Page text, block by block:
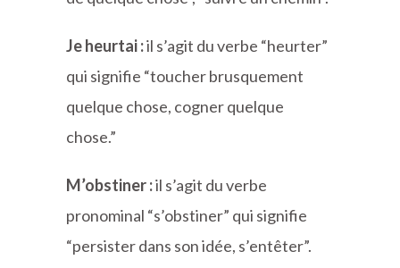
Je heurtai :il s’agit du verbe “heurter”
qui signifie “toucher brusquement
quelque chose, cogner quelque
chose.”
M’obstiner :il s’agit du verbe
pronominal “s’obstiner” qui signifie
“persister dans son idée, s’entêter”.